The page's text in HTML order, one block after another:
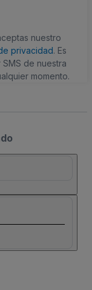
nuestro
privacidad. Es
de nuestra
momento.